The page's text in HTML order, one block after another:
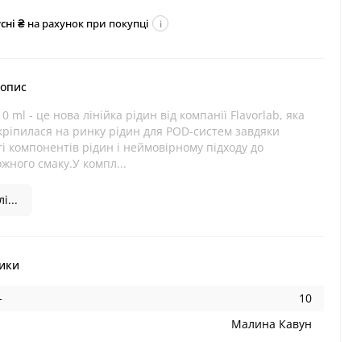
₴ на рахунок при покупці i
ml - це нова лінійка рідин від компанії Flavorlab, яка
на ринку рідин для POD-систем завдяки
компонентів рідин і неймовірному підходу до
смаку.У компл...
10
Малина Кавун